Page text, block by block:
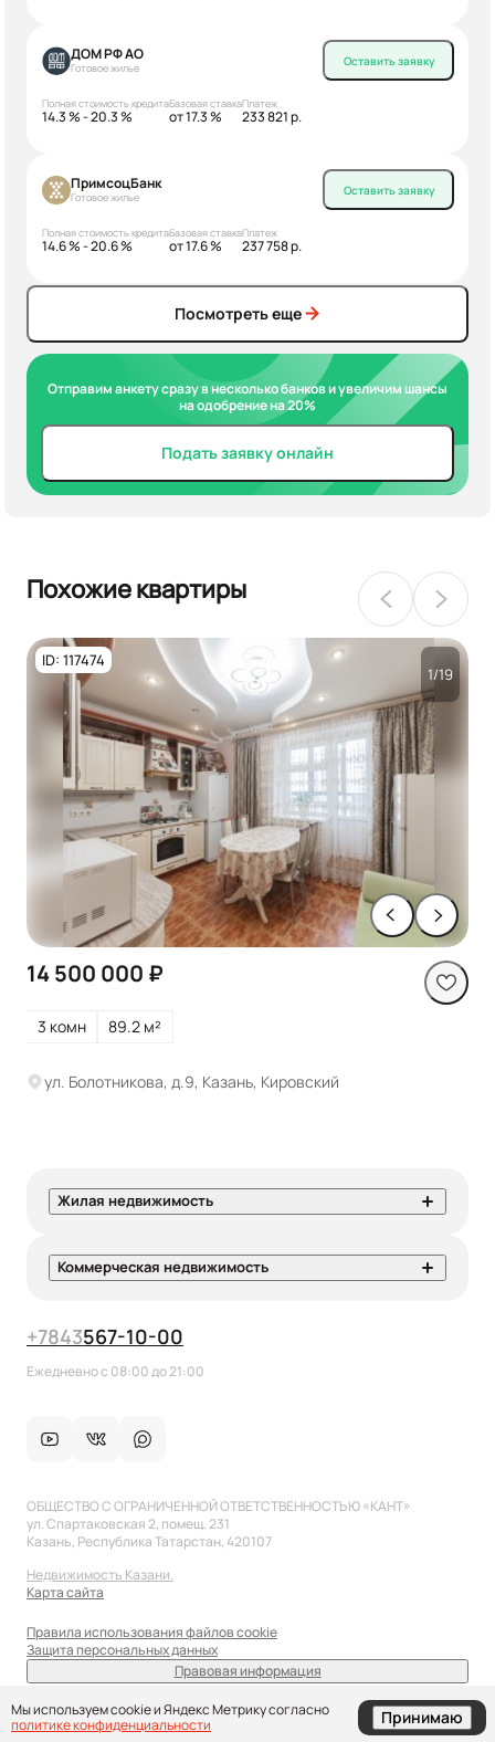
ДОМ РФ АО
Готовое жилье
Полная стоимость кредита
14.3 % - 20.3 %
Базовая ставка
от 17.3 %
Платеж
233 821 р.
Оставить заявку
ПримсоцБанк
Готовое жилье
Полная стоимость кредита
14.6 % - 20.6 %
Базовая ставка
от 17.6 %
Платеж
237 758 р.
Оставить заявку
Посмотреть еще
Отправим анкету сразу в несколько банков и увеличим шансы
на одобрение на 20%
Подать заявку онлайн
Похожие квартиры
ID: 117474
1/19
14 500 000 ₽
3 комн 89.2 м²
ул. Болотникова, д.9, Казань, Кировский
Жилая недвижимость
Коммерческая недвижимость
+7843567-10-00
Ежедневно с 08:00 до 21:00
ОБЩЕСТВО С ОГРАНИЧЕННОЙ ОТВЕТСТВЕННОСТЬЮ «КАНТ»
ул. Спартаковская 2, помещ. 231
Казань, Республика Татарстан, 420107
Недвижимость Казани.
Карта сайта
Правила использования файлов cookie
Защита персональных данных
Правовая информация
Мы используем cookie и Яндекс Метрику согласно
политике конфиденциальности
Принимаю